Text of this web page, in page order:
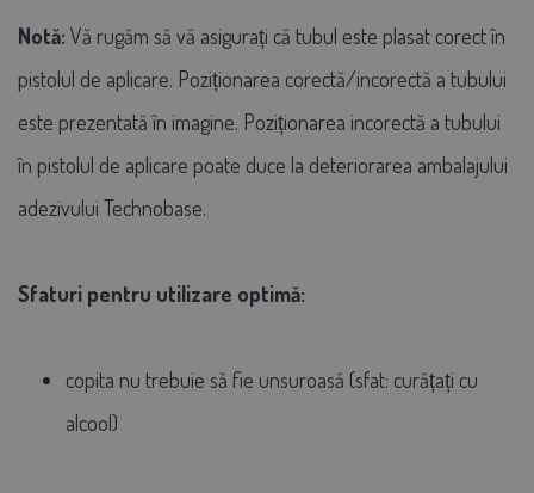
Notă: Vă rugăm să vă asigurați că tubul este plasat corect în
pistolul de aplicare. Poziționarea corectă/incorectă a tubului
este prezentată în imagine. Poziționarea incorectă a tubului
în pistolul de aplicare poate duce la deteriorarea ambalajului
adezivului Technobase.
Sfaturi pentru utilizare optimă:
copita nu trebuie să fie unsuroasă (sfat: curățați cu
alcool)